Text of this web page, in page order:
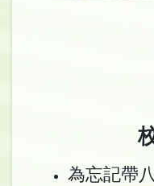
為忘記帶